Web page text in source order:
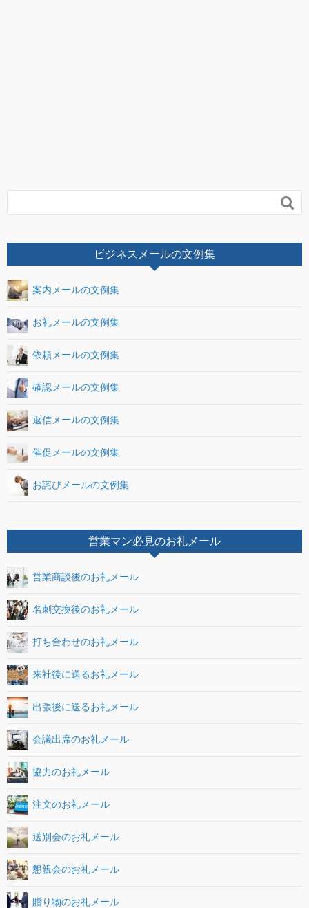

ビジネスメールの文例集
案内メールの文例集
お礼メールの文例集
依頼メールの文例集
確認メールの文例集
返信メールの文例集
催促メールの文例集
お詫びメールの文例集
営業マン必見のお礼メール
営業商談後のお礼メール
名刺交換後のお礼メール
打ち合わせのお礼メール
来社後に送るお礼メール
出張後に送るお礼メール
会議出席のお礼メール
協力のお礼メール
注文のお礼メール
送別会のお礼メール
懇親会のお礼メール
贈り物のお礼メール